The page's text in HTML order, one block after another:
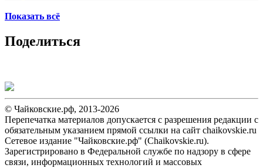
Показать всё
Поделиться
© Чайковские.рф, 2013-2026
Перепечатка материалов допускается с разрешения редакции с
обязательным указанием прямой ссылки на сайт chaikovskie.ru
Сетевое издание "Чайковские.рф" (Chaikovskie.ru).
Зарегистрировано в Федеральной службе по надзору в сфере
связи, информационных технологий и массовых